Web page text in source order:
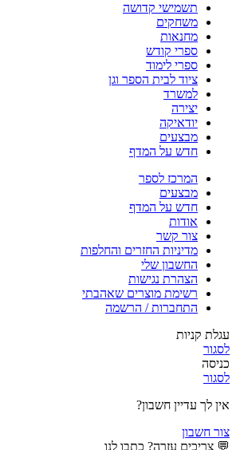
תשמישי קדושה
משחקים
מחנאות
ספרי קודש
ספרי לימוד
ציוד לבית הספר וגן
למשרד
יצירה
יודאיקה
מבצעים
חדש על המדף
המרכז לספר
מבצעים
חדש על המדף
אודות
צור קשר
מדיניות החזרים והחלפות
החשבון שלי
הצהרת נגישות
רשימת מוצרים שאהבתי
התחברות / הרשמה
עגלת קניות
לסגור
כניסה
לסגור
אין לך עדיין חשבון?
צור חשבון
💬 צריכים עזרה? כתבו לנו